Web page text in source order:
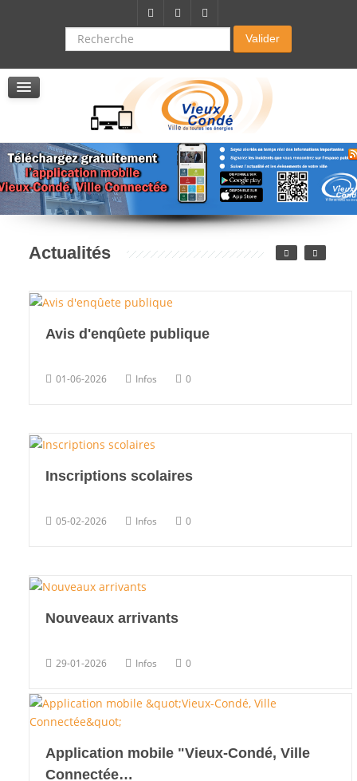
Recherche Valider
La résidence autonomie
Service de soins infirmers à domicile
Service d'aide à domicile
Pole multi services accompagnement seniors
Actualités
Avis d'enqûete publique
01-06-2026 Infos 0
Inscriptions scolaires
05-02-2026 Infos 0
Nouveaux arrivants
29-01-2026 Infos 0
Application mobile "Vieux-Condé, Ville
Connectée…